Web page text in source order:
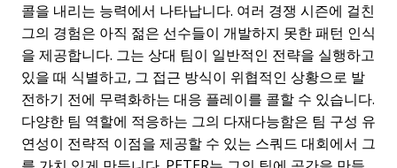
콜을 내리는 능력에서 나타납니다. 여러 경쟁 시즌에 걸친
그의 경험은 아직 젊은 선수들이 개발하지 못한 패턴 인식
을 제공합니다. 그는 상대 팀이 일반적인 전략을 실행하고
있을 때 식별하고, 그 접근 방식이 위협적인 상황으로 발
전하기 전에 무력화하는 대응 플레이를 콜할 수 있습니다.
다양한 팀 역할에 적응하는 그의 다재다능함은 팀 구성 유
연성이 전략적 이점을 제공할 수 있는 스쿼드 대회에서 그